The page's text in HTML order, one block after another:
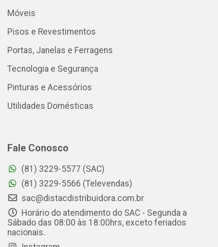
Móveis
Pisos e Revestimentos
Portas, Janelas e Ferragens
Tecnologia e Segurança
Pinturas e Acessórios
Utilidades Domésticas
Fale Conosco
(81) 3229-5577 (SAC)
(81) 3229-5566 (Televendas)
sac@distacdistribuidora.com.br
Horário do atendimento do SAC - Segunda a
Sábado das 08:00 às 18:00hrs, exceto feriados
nacionais.